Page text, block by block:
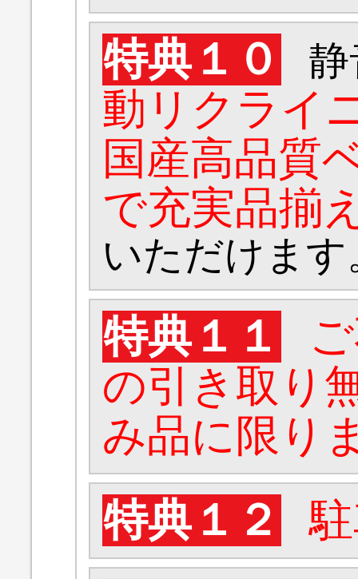
特典１０
動リクライ
国産高品質
で充実品揃
いただけます
特典１１
の引き取り
み品に限り
特典１２